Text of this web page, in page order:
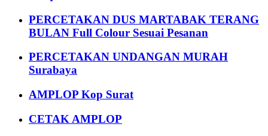
PERCETAKAN DUS MARTABAK TERANG
BULAN Full Colour Sesuai Pesanan
PERCETAKAN UNDANGAN MURAH
Surabaya
AMPLOP Kop Surat
CETAK AMPLOP